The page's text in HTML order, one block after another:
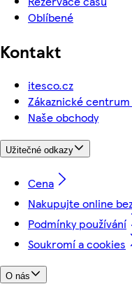
Oblíbené
Kontakt
itesco.cz
Zákaznické
Naše obchody
Užitečné odkazy
Cena
Nakupujte online
Podmínky používání
Soukromí a cookies
O nás